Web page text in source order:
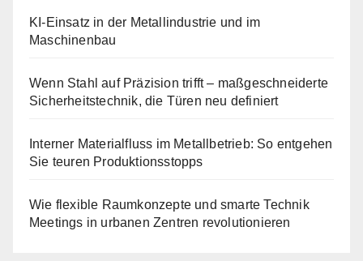
KI-Einsatz in der Metallindustrie und im
Maschinenbau
Wenn Stahl auf Präzision trifft – maßgeschneiderte
Sicherheitstechnik, die Türen neu definiert
Interner Materialfluss im Metallbetrieb: So entgehen
Sie teuren Produktionsstopps
Wie flexible Raumkonzepte und smarte Technik
Meetings in urbanen Zentren revolutionieren